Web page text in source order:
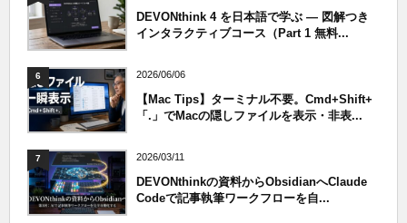
DEVONthink 4 を日本語で学ぶ — 図解つき
インタラクティブコース（Part 1 無料...
6 2026/06/06
【Mac Tips】ターミナル不要。Cmd+Shift+
「.」でMacの隠しファイルを表示・非表...
7 2026/03/11
DEVONthinkの資料からObsidianへClaude
Codeで記事執筆ワークフローを自...